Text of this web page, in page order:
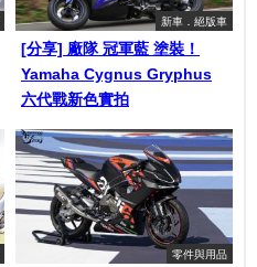
新車．絕版車
[分享] 廠隊 冠軍藍 塗裝！
Yamaha Cygnus Gryphus
六代戰新色實拍
零件與用品